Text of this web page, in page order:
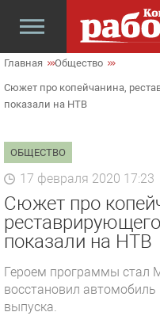
Главная Общество
Сюжет про копейчанина,
показали на НТВ
ОБЩЕСТВО
17 февраля 2020 17:23
Сюжет про
показали на НТВ
Героем программы стал
восстановил
выпуска.